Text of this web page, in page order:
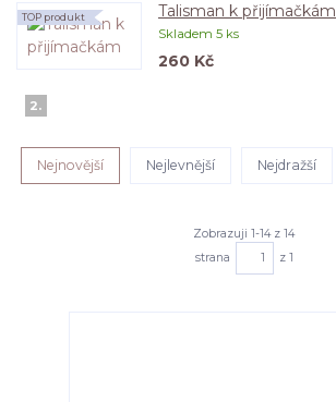
2.
Talisman k přijímačkám
Skladem 5 ks
TOP produkt
260 Kč
Nejnovější Nejlevnější Nejdražší
Zobrazuji 1-14 z 14
strana
z 1